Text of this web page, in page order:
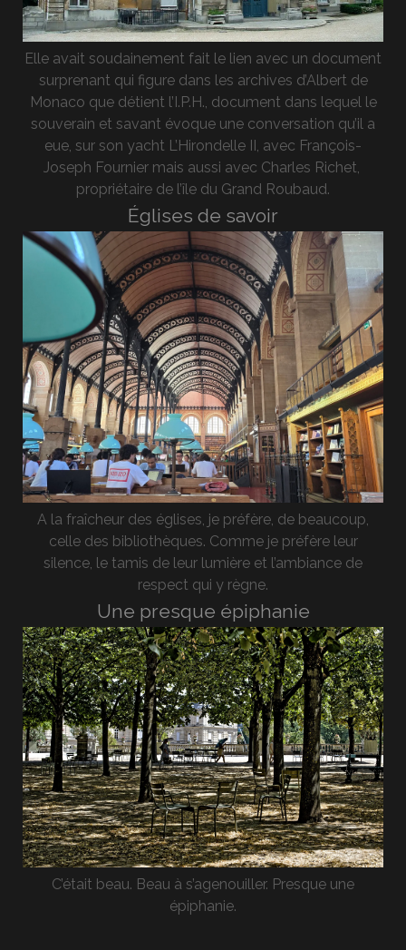
Elle avait soudainement fait le lien avec un document
surprenant qui figure dans les archives d’Albert de
Monaco que détient l’I.P.H., document dans lequel le
souverain et savant évoque une conversation qu’il a
eue, sur son yacht L’Hirondelle II, avec François-
Joseph Fournier mais aussi avec Charles Richet,
propriétaire de l’île du Grand Roubaud.
Églises de savoir
A la fraîcheur des églises, je préfère, de beaucoup,
celle des bibliothèques. Comme je préfère leur
silence, le tamis de leur lumière et l’ambiance de
respect qui y règne.
Une presque épiphanie
C’était beau. Beau à s’agenouiller. Presque une
épiphanie.